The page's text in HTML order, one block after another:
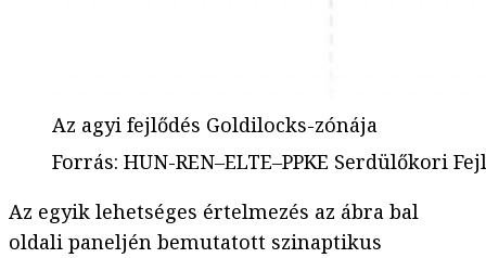
Az agyi fejlődés Goldilocks-zónája
Forrás: HUN-REN‒ELTE‒PPKE Serdülőkori
Az egyik lehetséges értelmezés az ábra bal
oldali paneljén bemutatott szinaptikus